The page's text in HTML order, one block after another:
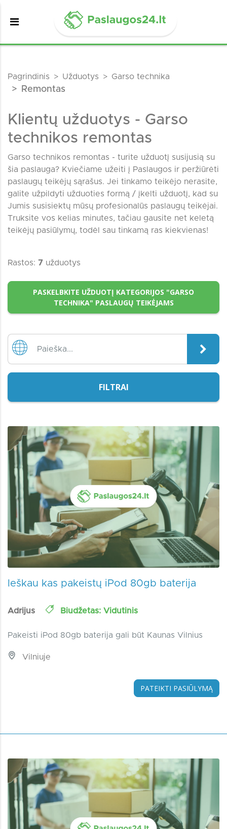
Pagrindinis Užduotys Garso technika
Remontas
Klientų užduotys - Garso
technikos remontas
Garso technikos remontas - turite užduotį susijusią su
šia paslauga? Kviečiame užeiti į Paslaugos ir peržiūrėti
paslaugų teikėjų sąrašus. Jei tinkamo teikėjo nerasite,
galite užpildyti užduoties formą / įkelti užduotį, kad su
Jumis susisiektų mūsų profesionalūs paslaugų teikėjai.
Truksite vos kelias minutes, tačiau gausite net keletą
teikėjų pasiūlymų, todėl sau tinkamą ras kiekvienas!
Rastos: 7 užduotys
PASKELBKITE UŽDUOTĮ KATEGORIJOS "GARSO
TECHNIKA" PASLAUGŲ TEIKĖJAMS
FILTRAI
Ieškau kas pakeistų iPod 80gb baterija
Adrijus Biudžetas: Vidutinis
Pakeisti iPod 80gb baterija gali būt Kaunas Vilnius
Vilniuje
PATEIKTI PASIŪLYMĄ